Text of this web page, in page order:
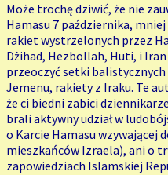
Może trochę dziwić, że nie
Hamasu 7 października, mniej
rakiet wystrzelonych przez
Dżihad, Hezbollah, Huti, i Iran
przeoczyć setki
Jemenu, rakiety z Iraku. Te
że ci biedni zabici
brali aktywny udział w
o Karcie Hamasu wzywającej
mieszkańców Izraela), ani o
zapowiedziach Islamskiej